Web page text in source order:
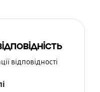
відповідності